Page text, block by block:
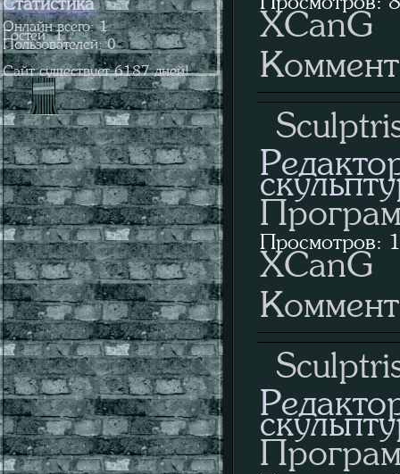
Онлайн всего:1
Гостей:1
Пользователей:0
Сайт существует6187дней!
XCanG
Просмотров:
XCanG